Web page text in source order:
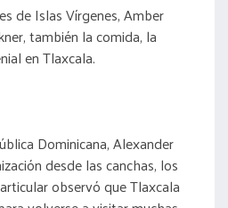
de Islas Vírgenes, Amber
también la comida, la
en Tlaxcala.
Dominicana, Alexander
desde las canchas, los
observó que Tlaxcala